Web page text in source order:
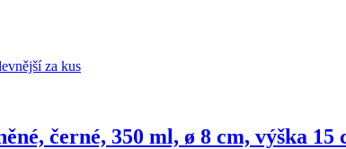
za kus
černé, 350 ml, ø 8 cm, výška 15